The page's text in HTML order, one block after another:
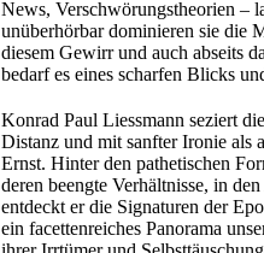
News, Verschwörungstheorien –
unüberhörbar dominieren sie die
diesem Gewirr und auch abseits
bedarf es eines scharfen Blicks
Konrad Paul Liessmann seziert
Distanz und mit sanfter Ironie als
Ernst. Hinter den pathetischen
deren beengte Verhältnisse, in
entdeckt er die Signaturen der
ein facettenreiches Panorama